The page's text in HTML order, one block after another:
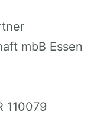
mbB Essen
110079